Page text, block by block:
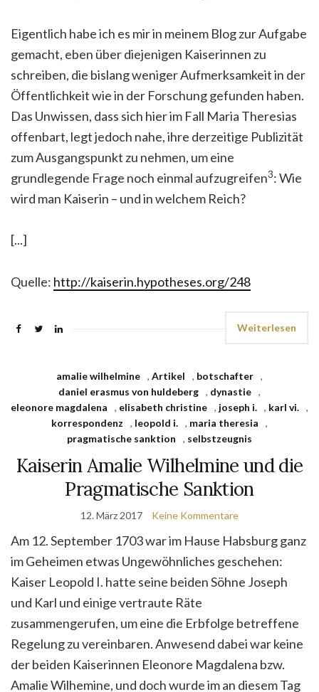
Eigentlich habe ich es mir in meinem Blog zur Aufgabe
gemacht, eben über diejenigen Kaiserinnen zu
schreiben, die bislang weniger Aufmerksamkeit in der
Öffentlichkeit wie in der Forschung gefunden haben.
Das Unwissen, dass sich hier im Fall Maria Theresias
offenbart, legt jedoch nahe, ihre derzeitige Publizität
zum Ausgangspunkt zu nehmen, um eine
grundlegende Frage noch einmal aufzugreifen3: Wie
wird man Kaiserin – und in welchem Reich?
[...]
Quelle: http://kaiserin.hypotheses.org/248
Weiterlesen
amalie wilhelmine , Artikel , botschafter ,
daniel erasmus von huldeberg , dynastie ,
eleonore magdalena
, elisabeth christine , joseph i. , karl vi. ,
korrespondenz
, leopold i. , maria theresia
,
pragmatische sanktion
, selbstzeugnis
Kaiserin Amalie Wilhelmine und die
Pragmatische Sanktion
12. März 2017 Keine Kommentare
Am 12. September 1703 war im Hause Habsburg ganz
im Geheimen etwas Ungewöhnliches geschehen:
Kaiser Leopold I. hatte seine beiden Söhne Joseph
und Karl und einige vertraute Räte
zusammengerufen, um eine die Erbfolge betreffene
Regelung zu vereinbaren. Anwesend dabei war keine
der beiden Kaiserinnen Eleonore Magdalena bzw.
Amalie Wilhemine, und doch wurde im an diesem Tag